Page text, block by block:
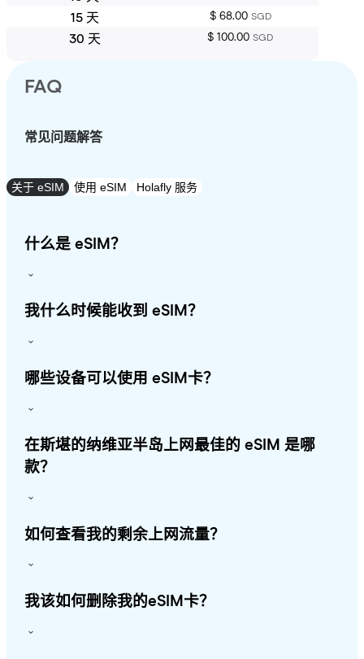
15 天 $ 68.00 SGD
30 天 $ 100.00 SGD
FAQ
常见问题解答
关于 eSIM 使用 eSIM Holafly 服务
什么是 eSIM？
我什么时候能收到 eSIM？
哪些设备可以使用 eSIM卡？
在斯堪的纳维亚半岛上网最佳的 eSIM 是哪
款？
如何查看我的剩余上网流量？
我该如何删除我的eSIM卡？